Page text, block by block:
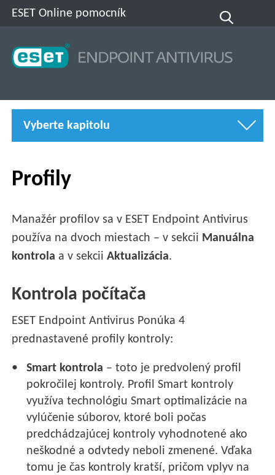
ESET Online pomocník
Vyberte kapitolu
Profily
Manažér profilov sa v ESET Endpoint Antivirus
používa na dvoch miestach – v sekcii Manuálna
kontrola a v sekciiAktualizácia.
Kontrola počítača
ESET Endpoint Antivirus Ponúka 4
prednastavené profily kontroly:
Smart kontrola – toto je predvolený profil
pokročilej kontroly. Profil Smart kontroly
využíva technológiu Smart optimalizácie na
vylúčenie súborov, ktoré boli počas
predchádzajúcej kontroly vyhodnotené ako
neškodné a odvtedy neboli zmenené. Vďaka
tomu je čas kontroly kratší, pričom vplyv na